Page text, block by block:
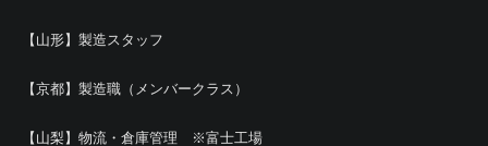
【山形】製造スタッフ
【京都】製造職（メンバークラス）
【山梨】物流・倉庫管理 ※富士工場